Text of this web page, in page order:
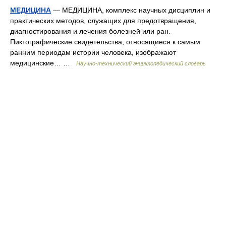
МЕДИЦИНА — МЕДИЦИНА, комплекс научных дисциплин и
практических методов, служащих для предотвращения,
диагностирования и лечения болезней или ран.
Пиктографические свидетельства, относящиеся к самым
ранним периодам истории человека, изображают
медицинские… …
Научно-технический энциклопедический словарь